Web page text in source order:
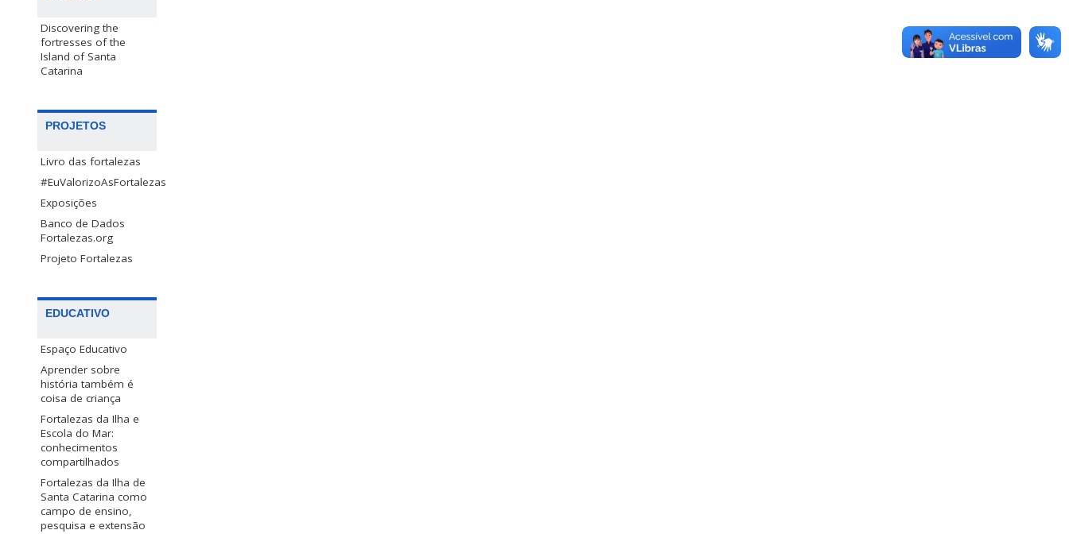
Discovering the
fortresses of the
Island of Santa
Catarina
PROJETOS
Livro das fortalezas
#EuValorizoAsFortalezas
Exposições
Banco de Dados
Fortalezas.org
Projeto Fortalezas
EDUCATIVO
Espaço Educativo
Aprender sobre
história também é
coisa de criança
Fortalezas da Ilha e
Escola do Mar:
conhecimentos
compartilhados
Fortalezas da Ilha de
Santa Catarina como
campo de ensino,
pesquisa e extensão